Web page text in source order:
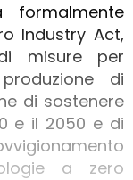
Industry Act,
misure per
di
di sostenere
e il 2050 e di
a zero